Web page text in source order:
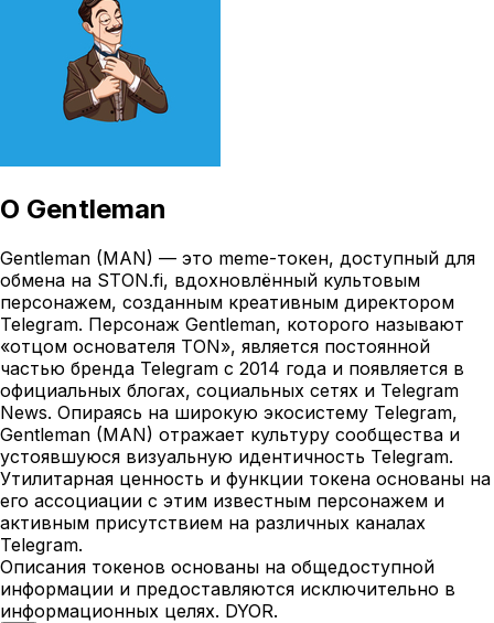
О Gentleman
Gentleman (MAN) — это meme-токен, доступный для
обмена на STON.fi, вдохновлённый культовым
персонажем, созданным креативным директором
Telegram. Персонаж Gentleman, которого называют
«отцом основателя TON», является постоянной
частью бренда Telegram с 2014 года и появляется в
официальных блогах, социальных сетях и Telegram
News. Опираясь на широкую экосистему Telegram,
Gentleman (MAN) отражает культуру сообщества и
устоявшуюся визуальную идентичность Telegram.
Утилитарная ценность и функции токена основаны на
его ассоциации с этим известным персонажем и
активным присутствием на различных каналах
Telegram.
Описания токенов основаны на общедоступной
информации и предоставляются исключительно в
информационных целях. DYOR.